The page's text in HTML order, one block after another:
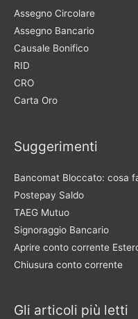
Assegno Circolare
Assegno Bancario
Causale Bonifico
RID
CRO
Carta Oro
Suggerimenti
Bancomat Bloccato: cosa
Postepay Saldo
TAEG Mutuo
Signoraggio Bancario
Aprire conto corrente
Chiusura conto corrente
Gli articoli più letti